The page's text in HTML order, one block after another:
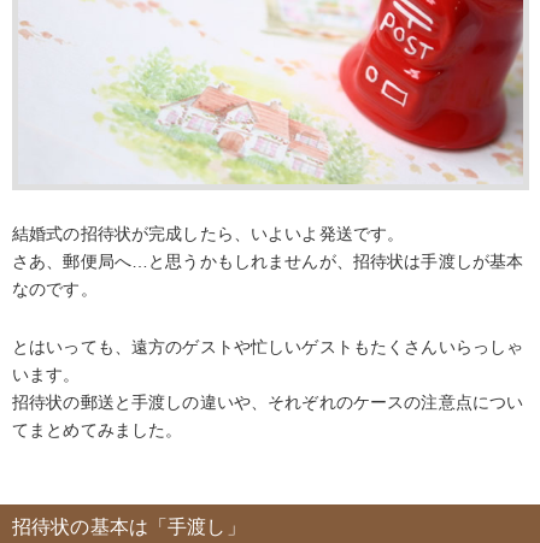
結婚式の招待状が完成したら、いよいよ発送です。
さあ、郵便局へ…と思うかもしれませんが、招待状は手渡しが基本
なのです。
とはいっても、遠方のゲストや忙しいゲストもたくさんいらっしゃ
います。
招待状の郵送と手渡しの違いや、それぞれのケースの注意点につい
てまとめてみました。
招待状の基本は「手渡し」